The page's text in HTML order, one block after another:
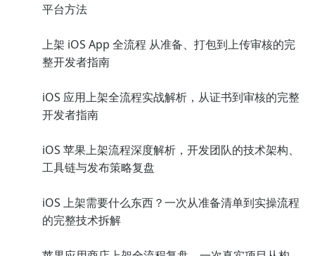
平台方法
上架 iOS App 全流程 从准备、打包到上传审核的完
整开发者指南
iOS 应用上架全流程实战解析，从证书到审核的完整
开发者指南
iOS 苹果上架流程深度解析，开发团队的技术架构、
工具链与发布策略复盘
iOS 上架需要什么东西？一次从准备清单到实操流程
的完整技术拆解